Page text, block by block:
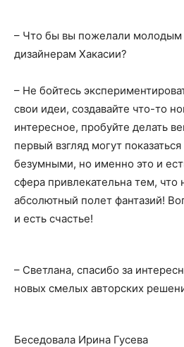
– Что бы вы пожелали молодым
дизайнерам Хакасии?
– Не бойтесь
свои идеи, создавайте что-то
интересное, пробуйте делать
первый взгляд могут
безумными, но именно это и
сфера привлекательна тем, что
абсолютный полет фантазий!
и есть счастье!
– Светлана, спасибо за
новых смелых авторских
Беседовала Ирина Гусева